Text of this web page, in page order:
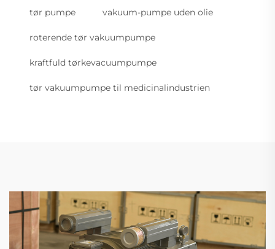
tør pumpe vakuum-pumpe uden olie
roterende tør vakuumpumpe
kraftfuld tørkevacuumpumpe
tør vakuumpumpe til medicinalindustrien